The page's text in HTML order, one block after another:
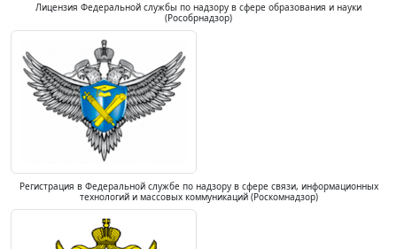
Лицензия Федеральной службы по надзору в сфере образования и науки
(Рособрнадзор)
Регистрация в Федеральной службе по надзору в сфере связи, информационных
технологий и массовых коммуникаций (Роскомнадзор)